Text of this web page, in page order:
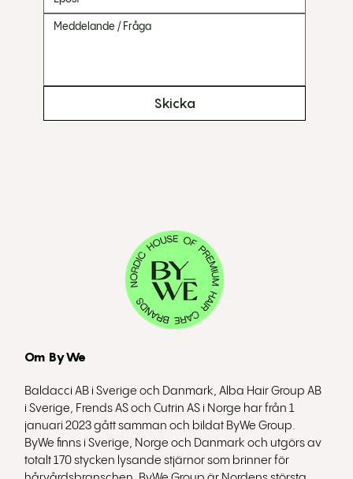
Om ByWe
Baldacci AB i Sverige och Danmark, Alba Hair Group AB
i Sverige, Frends AS och Cutrin AS i Norge har från 1
januari 2023 gått samman och bildat ByWe Group.
ByWe finns i Sverige, Norge och Danmark och utgörs av
totalt 170 stycken lysande stjärnor som brinner för
Skicka